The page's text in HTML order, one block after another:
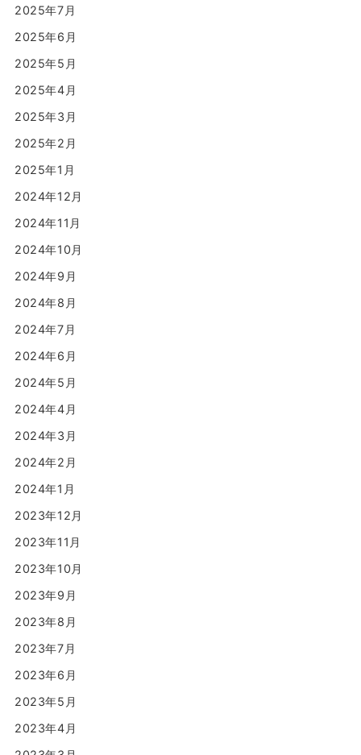
2025年7月
2025年6月
2025年5月
2025年4月
2025年3月
2025年2月
2025年1月
2024年12月
2024年11月
2024年10月
2024年9月
2024年8月
2024年7月
2024年6月
2024年5月
2024年4月
2024年3月
2024年2月
2024年1月
2023年12月
2023年11月
2023年10月
2023年9月
2023年8月
2023年7月
2023年6月
2023年5月
2023年4月